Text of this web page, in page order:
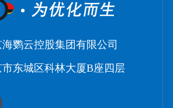
鹦云控股集团有限公司
东城区科林大厦B座四层